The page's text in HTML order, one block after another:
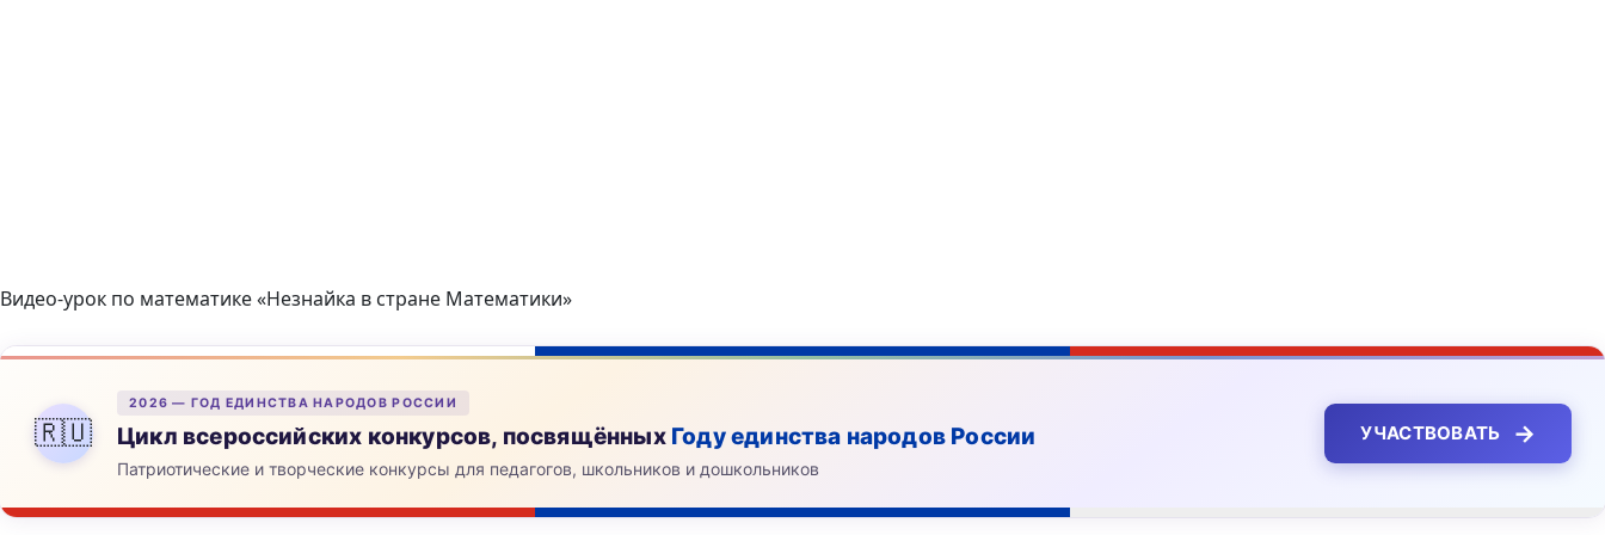
Видео-урок по математике «Незнайка в стране Математики»
🇷🇺
2026 — ГОД ЕДИНСТВА НАРОДОВ РОССИИ
Цикл всероссийских конкурсов, посвящённых Году единства народов России
Патриотические и творческие конкурсы для педагогов, школьников и дошкольников
УЧАСТВОВАТЬ →